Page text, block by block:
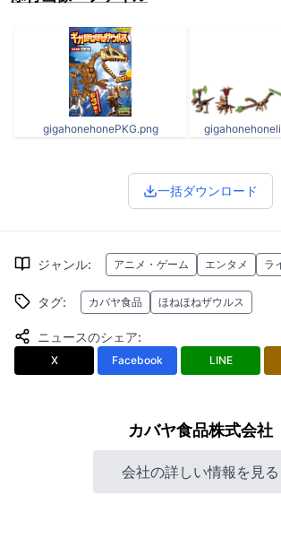
gigahonehonePKG.png
一括ダウンロード
ジャンル: アニメ・ゲーム エンタメ ラ
タグ: カバヤ食品 ほねほねザウルス
ニュースのシェア:
X Facebook LINE
カバヤ食品株式会社
会社の詳しい情報を見る